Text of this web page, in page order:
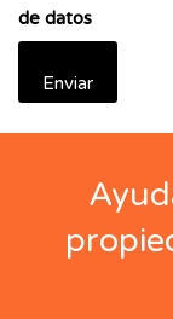
de datos